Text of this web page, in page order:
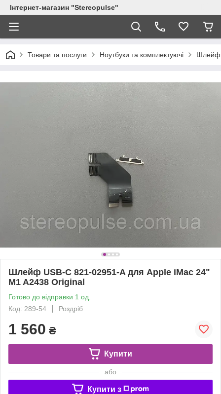
Інтернет-магазин "Stereopulse"
Товари та послуги Ноутбуки та комплектуючі
Шлейф USB-C 821-02951-A для Apple iMac 24"
M1 A2438 Original
Готово до відправки 1 од.
Код: 289-54
Роздріб
1 560 ₴
Купити
або
Купити з